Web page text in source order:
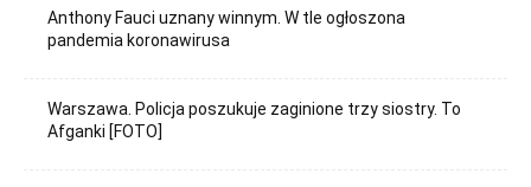
Anthony Fauci uznany winnym. W tle ogłoszona
pandemia koronawirusa
Warszawa. Policja poszukuje zaginione trzy siostry. To
Afganki [FOTO]